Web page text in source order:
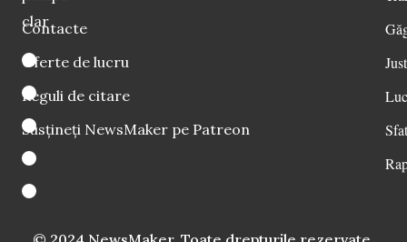
clar
Contacte
Oferte de lucru
Reguli de citare
Susțineți NewsMaker pe Patreon